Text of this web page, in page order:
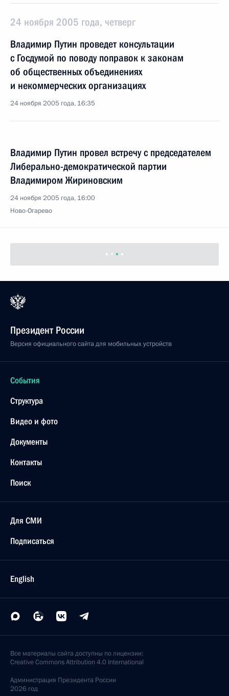
24 ноября 2005 года, четверг
Владимир Путин проведет консультации
с Госдумой по поводу поправок к законам
об общественных объединениях
и некоммерческих организациях
24 ноября 2005 года, 16:35
Либерально-демократической партии
Владимиром Жириновским
24 ноября 2005 года, 16:00
Ново-Огарево
24 ноября 2005 года, 15:50
Ново-Огарево
Владимир Путин встретился с Министром
Ново-Огарево
Владимир Путин направил послание Президенту
Владимир Путин направил приветствие
организаторам и участникам Всероссийской
«Национальная сфера ответственности: «Власть,
бизнес, общество – против наркомании в России»
24 ноября 2005 года, 00:00
23 ноября 2005 года, среда
Владимир Путин направил послание Президенту
Алжирской Народной Демократической
Республики Абдельазизу Бутефлике
23 ноября 2005 года, 19:20